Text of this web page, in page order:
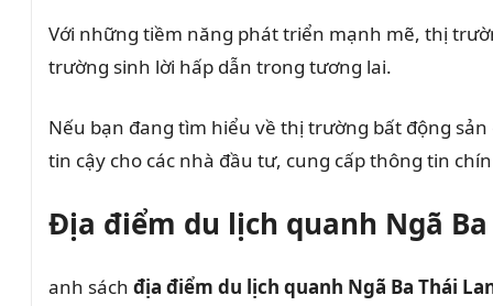
Với những tiềm năng phát triển mạnh mẽ, thị
trường sinh lời hấp dẫn trong tương lai.
Nếu bạn đang tìm hiểu về thị trường bất động
tin cậy cho các nhà đầu tư, cung cấp thông tin
Địa điểm du lịch quanh Ngã
anh sách địa điểm du lịch quanh Ngã Ba Thái